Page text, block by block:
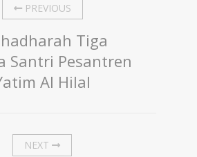
PREVIOUS
Tiga
Santri Pesantren
Al Hilal
NEXT